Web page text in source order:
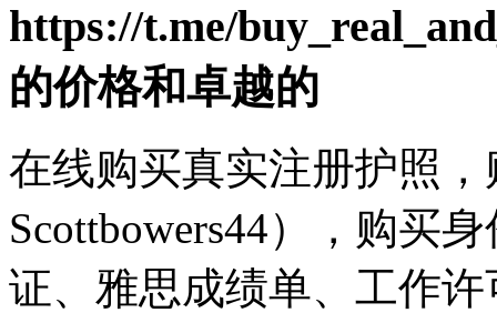
https://t.me/
的价格和卓越的
在线购买真实注册护照
Scottbowers44），购买
证、雅思成绩单、工作